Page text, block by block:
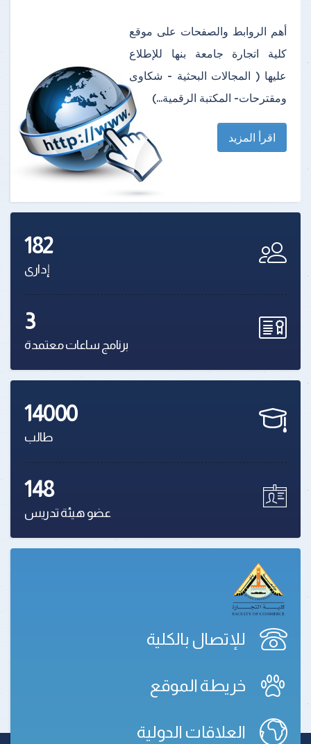
أهم الروابط والصفحات على موقع
كلية اتجارة جامعة بنها للإطلاع
عليها ( المجالات البحثية - شكاوى
ومقترحات- المكتبة الرقمية...)
اقرأ المزيد
182
إدارى
3
برنامج ساعات معتمدة
14000
طالب
148
عضو هيئة تدريس
للإتصال بالكلية
خريطة الموقع
العلاقات الدولية